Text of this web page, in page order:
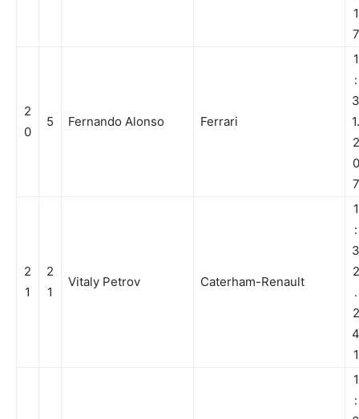
1
7
2
0
5 Fernando Alonso Ferrari
1
:
3
1.
2
0
7
2
1
2
1
Vitaly Petrov Caterham-Renault
1
:
3
2
.
2
4
1
1
: